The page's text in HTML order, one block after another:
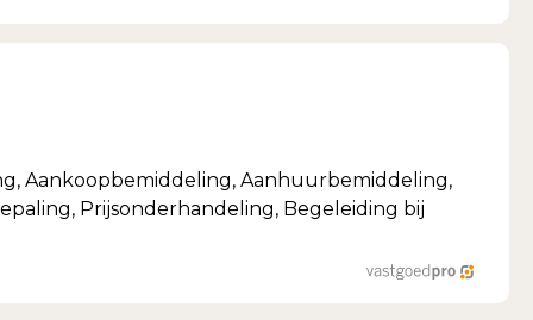
Aankoopbemiddeling, Aanhuurbemiddeling,
Prijsonderhandeling, Begeleiding bij